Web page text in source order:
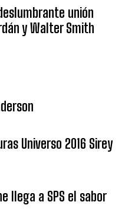
unión
y Walter Smith
Universo 2016 Sirey
llega a SPS el sabor